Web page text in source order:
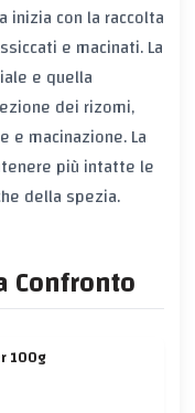
inizia con la raccolta
e macinati. La
e quella
dei rizomi,
e macinazione. La
più intatte le
della spezia.
100g